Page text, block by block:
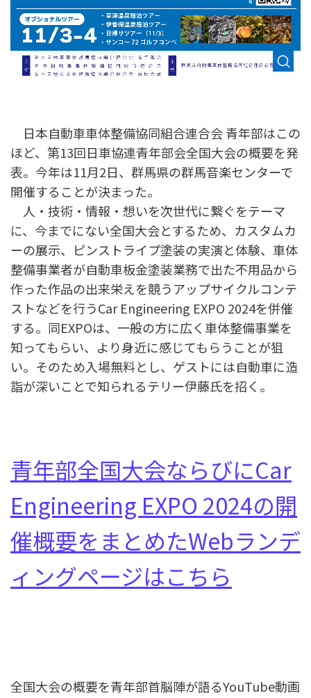
日本自動車車体整備協同組合連合会 青年部はこの
ほど、第13回日車協連青年部会全国大会の概要を発
表。今年は11月2日、群馬県の群馬音楽センターで
開催することが決まった。
人・技術・情報・想いを次世代に繋ぐをテーマ
に、今までにない全国大会とするため、カスタムカ
ーの展示、ピンストライプ塗装の実演と体験、車体
整備事業者が自動車板金塗装業務で出た不用品から
作った作品の出来栄えを競うアップサイクルコンテ
ストなどを行うCar Engineering EXPO 2024を併催
する。同EXPOは、一般の方に広く車体整備事業を
知ってもらい、より身近に感じてもらうことが狙
い。そのため入場無料とし、ゲストには自動車に造
詣が深いことで知られるテリー伊藤氏を招く。
青年部全国大会ならびにCar
Engineering EXPO 2024の開
催概要をまとめたWebランデ
ィングページはこちら
全国大会の概要を青年部首脳陣が語るYouTube動画